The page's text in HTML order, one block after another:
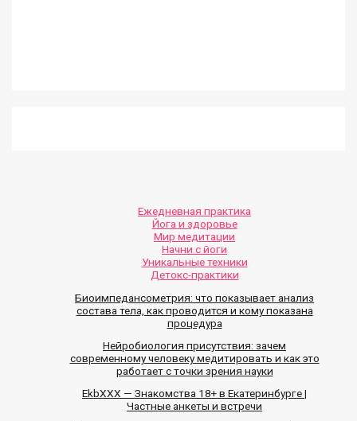
Ежедневная практика
Йога и здоровье
Мир медитации
Начни с йоги
Уникальные техники
Детокс-практики
Биоимпедансометрия: что показывает анализ
состава тела, как проводится и кому показана
процедура
Нейробиология присутствия: зачем
современному человеку медитировать и как это
работает с точки зрения науки
EkbXXX — Знакомства 18+ в Екатеринбурге |
Частные анкеты и встречи